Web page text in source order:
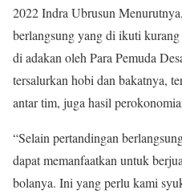
2022 Indra Ubrusun
berlangsung yang di ikuti
di adakan oleh Para Pemuda
tersalurkan hobi dan bakatnya,
antar tim, juga hasil
“Selain pertandingan
dapat memanfaatkan untuk
bolanya. Ini yang perlu kami